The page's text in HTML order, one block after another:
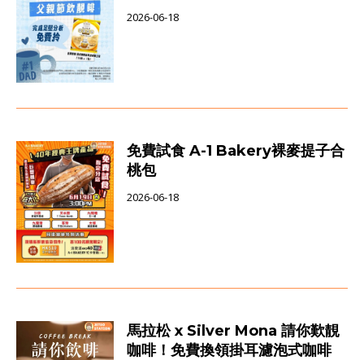
2026-06-18
免費試食 A-1 Bakery裸麥提子合
桃包
2026-06-18
馬拉松 x Silver Mona 請你歎靚
咖啡！免費換領掛耳濾泡式咖啡